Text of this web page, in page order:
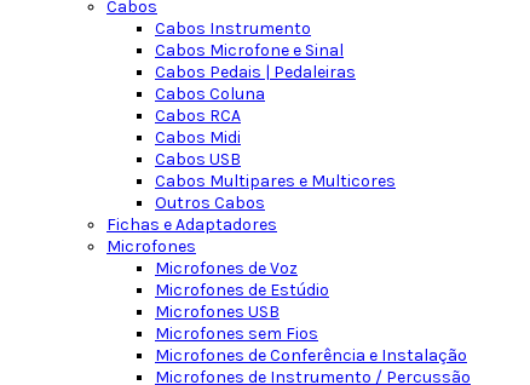
Cabos
Cabos Instrumento
Cabos Microfone e Sinal
Cabos Pedais | Pedaleiras
Cabos Coluna
Cabos RCA
Cabos Midi
Cabos USB
Cabos Multipares e Multicores
Outros Cabos
Fichas e Adaptadores
Microfones
Microfones de Voz
Microfones de Estúdio
Microfones USB
Microfones sem Fios
Microfones de Conferência e Instalação
Microfones de Instrumento / Percussão